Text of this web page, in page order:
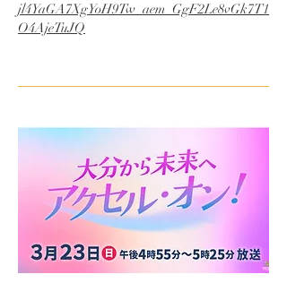
jl4YaGA7XgYoH9Tw_aem_GgF2Le8vGk7T1
O4AjeTuJQ